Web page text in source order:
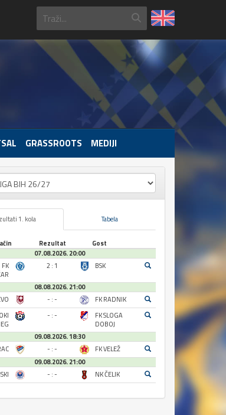
GRASSROOTS MEDIJI
1. kola Tabela
Rezultat
Gost
07.08.2026. 20:00
FK
2 : 1 BSK
08.08.2026. 21:00
- : -
FK RADNIK
- : -
FK SLOGA
DOBOJ
09.08.2026. 18:30
- : -
FK VELEŽ
09.08.2026. 21:00
- : - NK ČELIK